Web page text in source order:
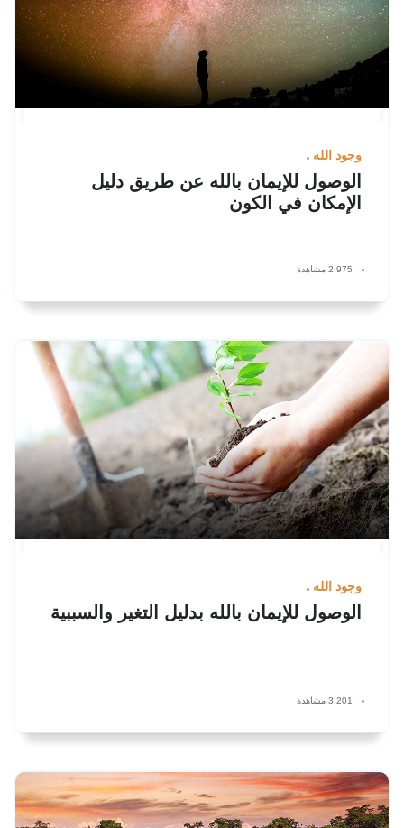
وجود الله
الوصول للإيمان بالله عن طريق دليل
الإمكان في الكون
2,975 مشاهدة
وجود الله
الوصول للإيمان بالله بدليل التغير والسببية
3,201 مشاهدة